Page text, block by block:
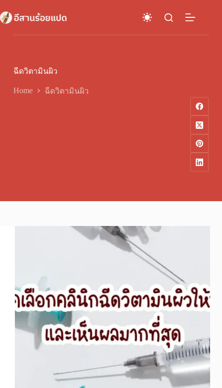
to
content
ฉีดวิตามินผิว
Home ฉีดวิตามินผิว